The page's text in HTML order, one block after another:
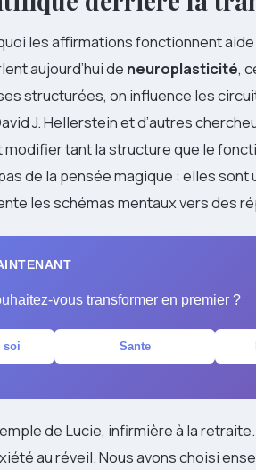
les affirmations fonctionnent
aujourd’hui de neuroplasticité,
structurées, on influence les
J. Hellerstein et d’autres
tant la structure que le
de la pensée magique : elles
les schémas mentaux vers des
vous transformer en premier ?
soi Sante
de Lucie, infirmière à la
au réveil. Nous avons choisi